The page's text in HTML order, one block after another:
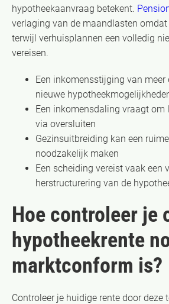
hypotheekaanvraag betekent.
verlaging van de maandlasten
terwijl verhuisplannen een volledig
vereisen.
Een inkomensstijging van meer
nieuwe
Een inkomensdaling vraagt om
via oversluiten
Gezinsuitbreiding kan een
noodzakelijk maken
Een scheiding vereist vaak een
herstructurering van de
Hoe controleer je
hypotheekrente
marktconform is?
Controleer je huidige rente door deze